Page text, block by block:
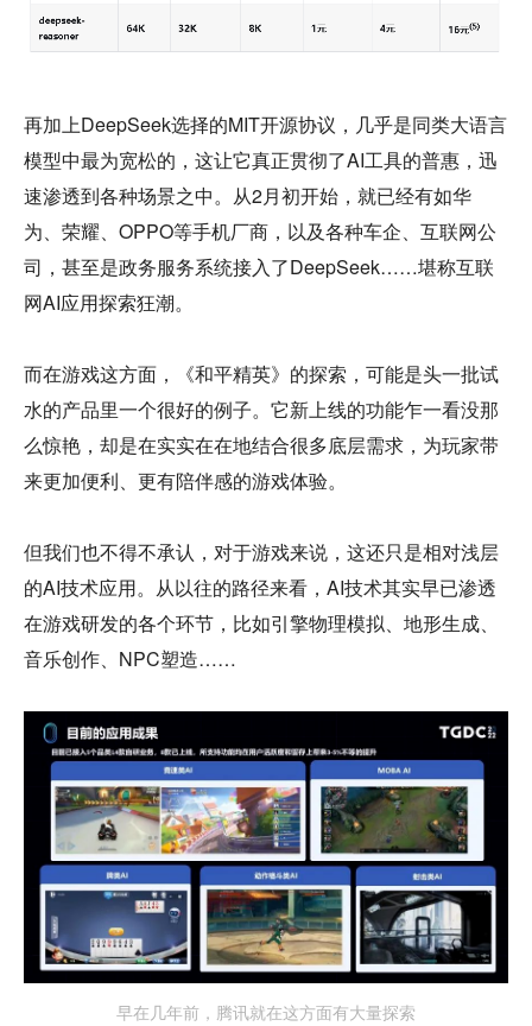
再加上DeepSeek选择的MIT开源协议，几乎是同类大语言
模型中最为宽松的，这让它真正贯彻了AI工具的普惠，迅
速渗透到各种场景之中。从2月初开始，就已经有如华
为、荣耀、OPPO等手机厂商，以及各种车企、互联网公
司，甚至是政务服务系统接入了DeepSeek……堪称互联
网AI应用探索狂潮。
而在游戏这方面，《和平精英》的探索，可能是头一批试
水的产品里一个很好的例子。它新上线的功能乍一看没那
么惊艳，却是在实实在在地结合很多底层需求，为玩家带
来更加便利、更有陪伴感的游戏体验。
但我们也不得不承认，对于游戏来说，这还只是相对浅层
的AI技术应用。从以往的路径来看，AI技术其实早已渗透
在游戏研发的各个环节，比如引擎物理模拟、地形生成、
音乐创作、NPC塑造……
早在几年前，腾讯就在这方面有大量探索